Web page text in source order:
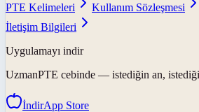
PTE Kelimeleri
Kullanım Sözleşmesi
İletişim Bilgileri
Uygulamayı indir
UzmanPTE cebinde — istediğin an,
İndirApp Store